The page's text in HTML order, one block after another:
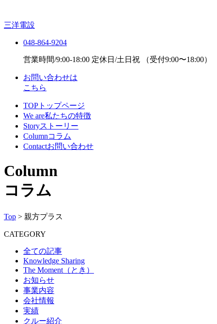
三洋電設
048-864-9204
営業時間/9:00-18:00 定休日/土日祝 （受付9:00〜18:00）
お問い合わせは
こちら
TOP トップページ
We are私たちの特徴
Storyストーリー
Columnコラム
Contactお問い合わせ
Column
コラム
Top > 親方プラス
CATEGORY
全ての記事
Knowledge Sharing
The Moment（とき）
お知らせ
事業内容
会社情報
実績
クルー紹介